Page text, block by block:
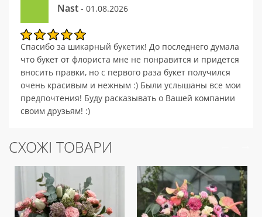
Nast - 01.08.2026
Спасибо за шикарный букетик! До последнего думала
что букет от флориста мне не понравится и придется
вносить правки, но с первого раза букет получился
очень красивым и нежным :) Были услышаны все мои
предпочтения! Буду расказывать о Вашей компании
своим друзьям! :)
СХОЖІ ТОВАРИ